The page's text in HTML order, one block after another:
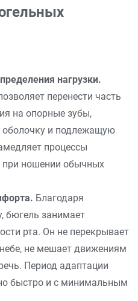
нагрузки.
перенести часть
на опорные зубы,
оболочку и подлежащую
процессы
при ношении обычных
Благодаря
бюгель занимает
рта. Он не перекрывает
не мешает движениям
Период адаптации
быстро и с минимальным